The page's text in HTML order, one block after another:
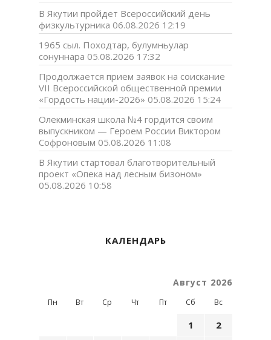
В Якутии пройдет Всероссийский день
физкультурника 06.08.2026 12:19
1965 сыл. Походтар, булумньулар
сонуннара 05.08.2026 17:32
Продолжается прием заявок на соискание
VII Всероссийской общественной премии
«Гордость нации-2026» 05.08.2026 15:24
Олекминская школа №4 гордится своим
выпускником — Героем России Виктором
Софроновым 05.08.2026 11:08
В Якутии стартовал благотворительный
проект «Опека над лесным бизоном»
05.08.2026 10:58
КАЛЕНДАРЬ
Август 2026
Пн Вт Ср Чт Пт Сб Вс
1
2